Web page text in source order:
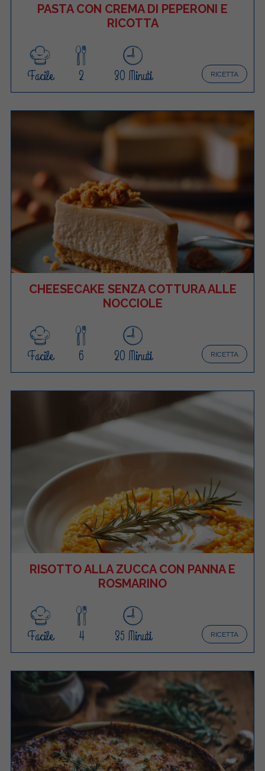
PASTA CON CREMA DI PEPERONI E
RICOTTA
RICETTA
Facile 2 30 Minuti
CHEESECAKE SENZA COTTURA ALLE
NOCCIOLE
RICETTA
Facile 6 20 Minuti
RISOTTO ALLA ZUCCA CON PANNA E
ROSMARINO
RICETTA
Facile 4 35 Minuti